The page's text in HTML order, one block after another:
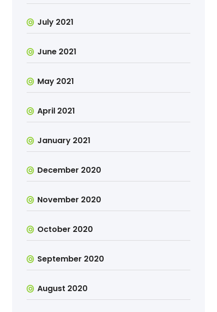
July 2021
June 2021
May 2021
April 2021
January 2021
December 2020
November 2020
October 2020
September 2020
August 2020